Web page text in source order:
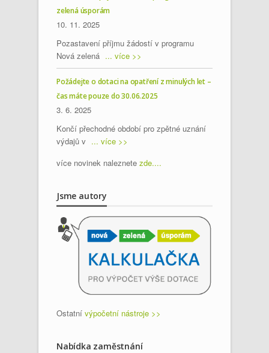
zelená úsporám
10. 11. 2025
Pozastavení příjmu žádostí v programu
Nová zelená ... více >>
Požádejte o dotaci na opatření z minulých let –
čas máte pouze do 30.06.2025
3. 6. 2025
Končí přechodné období pro zpětné uznání
výdajů v ... více >>
více novinek naleznete zde....
Jsme autory
Ostatní výpočetní nástroje >>
Nabídka zaměstnání